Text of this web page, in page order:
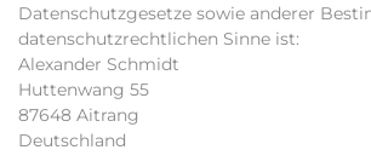
Datenschutzgesetze sowie anderer
datenschutzrechtlichen Sinne ist:
Alexander Schmidt
Huttenwang 55
87648 Aitrang
Deutschland